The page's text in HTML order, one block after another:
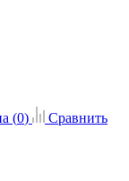
(0)
Сравнить